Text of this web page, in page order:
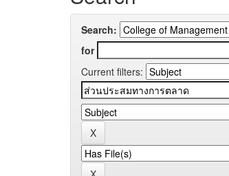
Search:
for
Current filters: